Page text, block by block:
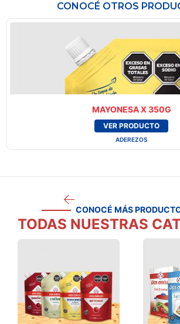
CONOCÉ OTROS
MAYONESA X 350G
VER PRODUCTO
ADEREZOS
CONOCÉ MÁS
TODAS NUESTRAS